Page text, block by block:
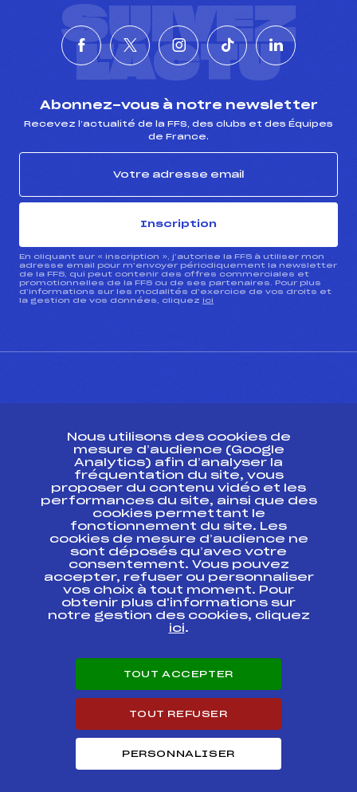
SUIVEZ
L'ACTU
Abonnez-vous à notre newsletter
Recevez l’actualité de la FFS, des clubs et des Équipes
de France.
Inscription
En cliquant sur « inscription », j’autorise la FFS à utiliser mon
adresse email pour m’envoyer périodiquement la newsletter
de la FFS, qui peut contenir des offres commerciales et
promotionnelles de la FFS ou de ses partenaires. Pour plus
d’informations sur les modalités d’exercice de vos droits et
la gestion de vos données, cliquez ici
Ressources
Pass’Neige
Projet sportif fédéral
Projet de performance fédéral
Antidopage
Pôle Développement, Formation, Suivi
Scientifique
Listes ministérielles
Pôle vie de l’athlète
Enseignement professionnel
Carrières
Nous utilisons des cookies de
mesure d’audience (Google
Analytics) afin d’analyser la
fréquentation du site, vous
proposer du contenu vidéo et les
performances du site, ainsi que des
cookies permettant le
fonctionnement du site. Les
cookies de mesure d’audience ne
sont déposés qu’avec votre
consentement. Vous pouvez
accepter, refuser ou personnaliser
vos choix à tout moment. Pour
obtenir plus d'informations sur
notre gestion des cookies, cliquez
ici.
TOUT ACCEPTER
TOUT REFUSER
PERSONNALISER